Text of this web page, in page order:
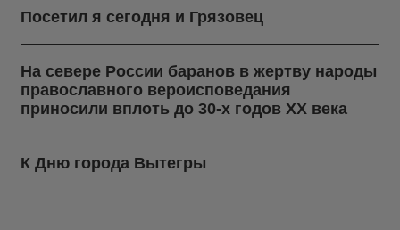
Посетил я сегодня и Грязовец
На севере России баранов в жертву народы
православного вероисповедания
приносили вплоть до 30-х годов ХХ века
К Дню города Вытегры